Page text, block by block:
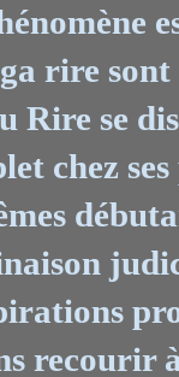
rire sont
Rire se
chez
recourir